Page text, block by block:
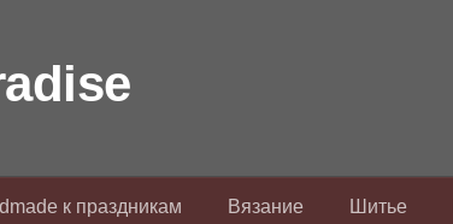
к праздникам Вязание Шитье